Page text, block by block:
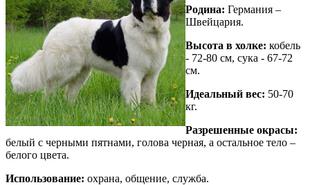
Родина: Германия –
Швейцария.
Высота в холке: кобель
- 72-80 см, сука - 67-72
см.
Идеальный вес: 50-70
кг.
Разрешенные окрасы:
белый с черными пятнами, голова черная, а остальное тело –
белого цвета.
Использование: охрана, общение, служба.